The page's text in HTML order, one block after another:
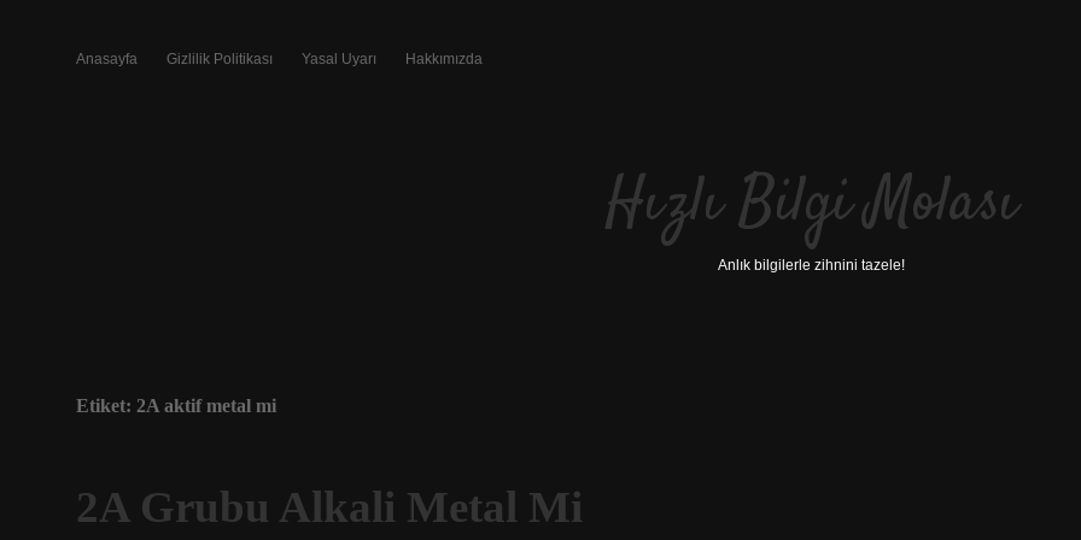
Anasayfa Gizlilik Politikası Yasal Uyarı Hakkımızda
Hızlı Bilgi Molası
Anlık bilgilerle zihnini tazele!
Etiket: 2A aktif metal mi
2A Grubu Alkali Metal Mi